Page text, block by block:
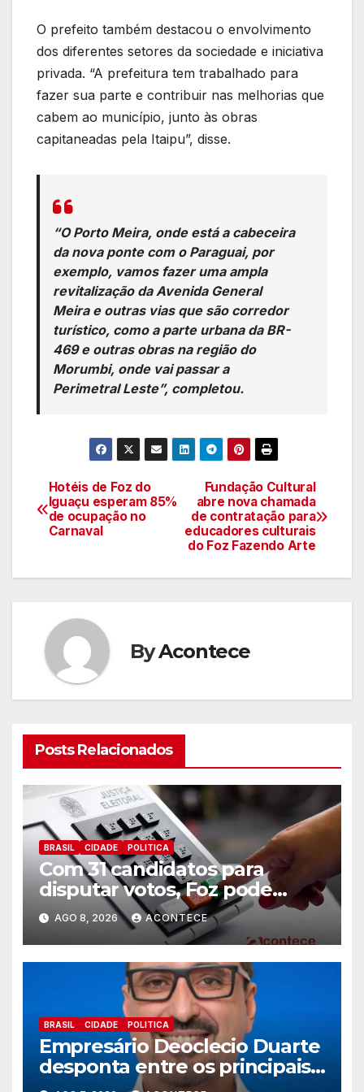
O prefeito também destacou o envolvimento
dos diferentes setores da sociedade e iniciativa
privada. “A prefeitura tem trabalhado para
fazer sua parte e contribuir nas melhorias que
cabem ao município, junto às obras
capitaneadas pela Itaipu”, disse.
“O Porto Meira, onde está a cabeceira
da nova ponte com o Paraguai, por
exemplo, vamos fazer uma ampla
revitalização da Avenida General
Meira e outras vias que são corredor
turístico, como a parte urbana da BR-
469 e outras obras na região do
Morumbi, onde vai passar a
Perimetral Leste”, completou.
Navegação
de
Fundação Cultural
abre nova chamada
de contratação para
educadores culturais
do Foz Fazendo Arte
Hotéis de Foz do
Iguaçu esperam 85%
de ocupação no
Carnaval
ByAcontece
Posts Relacionados
BRASIL CIDADE POLITICA
Com 31 candidatos para
disputar votos, Foz pode
perder representatividade
AGO 8, 2026 ACONTECE
BRASIL CIDADE POLITICA
Empresário Deoclecio Duarte
desponta entre os principais
nomes do União Brasil para